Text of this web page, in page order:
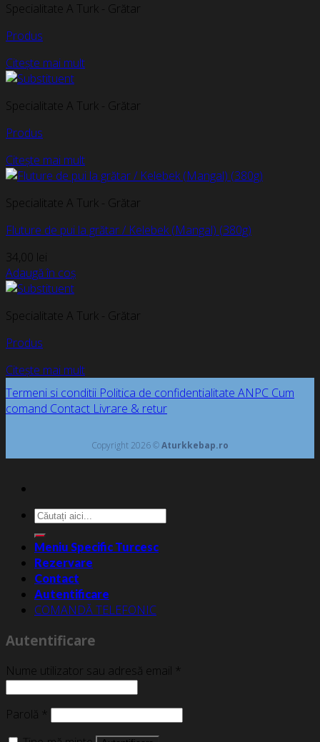
Specialitate A Turk - Grătar
Produs
Citește mai mult
Specialitate A Turk - Grătar
Produs
Citește mai mult
Specialitate A Turk - Grătar
Fluture de pui la grătar / Kelebek (Mangal) (380g)
34,00 lei
Adaugă în coș
Specialitate A Turk - Grătar
Produs
Citește mai mult
Termeni si conditii Politica de confidentialitate ANPC Cum
comand Contact Livrare & retur
Copyright 2026 ©Aturkkebap.ro
Caută
după:
Meniu Specific Turcesc
Rezervare
Contact
Autentificare
COMANDĂ TELEFONIC
Autentificare
Nume utilizator sau adresă email *
Parolă *